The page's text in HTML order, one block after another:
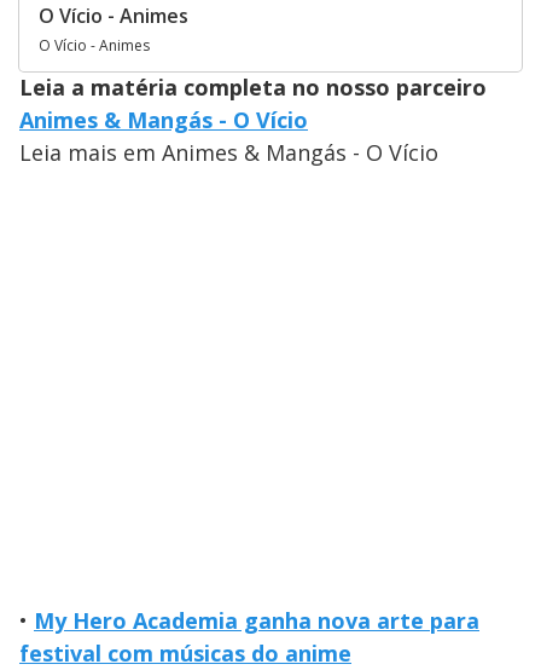
O Vício - Animes
O Vício - Animes
Leia a matéria completa no nosso parceiro
Animes & Mangás - O Vício
Leia mais em Animes & Mangás - O Vício
• My Hero Academia ganha nova arte para
festival com músicas do anime